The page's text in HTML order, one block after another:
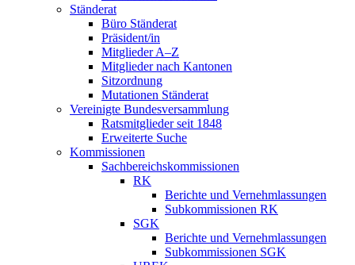
Ständerat
Büro Ständerat
Präsident/in
Mitglieder A–Z
Mitglieder nach Kantonen
Sitzordnung
Mutationen Ständerat
Vereinigte Bundesversammlung
Ratsmitglieder seit 1848
Erweiterte Suche
Kommissionen
Sachbereichskommissionen
RK
Berichte und Vernehmlassungen
Subkommissionen RK
SGK
Berichte und Vernehmlassungen
Subkommissionen SGK